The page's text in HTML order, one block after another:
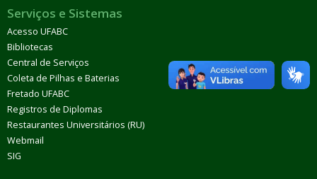
Serviços e Sistemas
Acesso UFABC
Bibliotecas
Central de Serviços
Coleta de Pilhas e Baterias
Fretado UFABC
Registros de Diplomas
Restaurantes Universitários (RU)
Webmail
SIG